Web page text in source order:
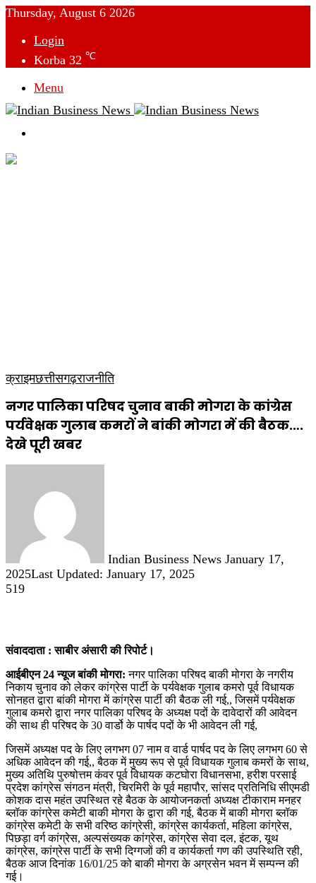
Thursday, August 6 2026
Login
Korba 32 ℃
Menu
क्राइमछत्तीसगढ़राजनीति
नगर पालिका परिषद चुनाव बाकी मोगरा के कांग्रेस
पर्यवेक्षक गुलाब कमरों ने बांकी मोगरा में की बैठक….
देखे पूरी खबर
Indian Business News January 17,
2025Last Updated: January 17, 2025
519
संवाददाता : साबीर अंसारी की रिपोर्ट।
आईबीएन 24 न्यूज बांकी मोगरा: नगर पालिका परिषद बाकी मोगरा के नगरीय
निकाय चुनाव को लेकर कांग्रेस पार्टी के पर्यवेक्षक गुलाब कमरो पूर्व विधायक
सोनहत द्वारा बांकी मोगरा में कांग्रेस पार्टी की बैठक ली गई,, जिसमें पर्यवेक्षक
गुलाब कमरो द्वारा नगर पालिका परिषद के अध्यक्ष पदों के दावेदारों की आवेदन
की साथ ही परिषद के 30 वार्डो के पार्षद पदों के भी आवेदन ली गई,
जिसमें अध्यक्ष पद के लिए लगभग 07 नाम व वार्ड पार्षद पद के लिए लगभग 60 से
अधिक आवेदन की गई,, बैठक में मुख्य रूप से पूर्व विधायक गुलाब कमरों के साथ,
मुख्य अतिथि पुरुषोत्तम कंवर पूर्व विधायक कटघोरा विधानसभा, हरीश परसाई
प्रदेश कांग्रेस संगठन मंत्री, चिरमिरी के पूर्व महापौर, सांसद प्रतिनिधि सीएमडी
कोशक दास महंत उपस्थित रहे बैठक के आयोजनकर्ता अध्यक्ष टीकाराम मनहर
ब्लॉक कांग्रेस कमेटी बाकी मोगरा के द्वारा की गई, बैठक में बाकी मोगरा ब्लॉक
कांग्रेस कमेटी के सभी वरिष्ठ कांग्रेसी, कांग्रेस कार्यकर्ता, महिला कांग्रेस,
पिछड़ा वर्ग कांग्रेस, अल्पसंख्यक कांग्रेस, कांग्रेस सेवा दल, इंटक, यूथ
कांग्रेस, कांग्रेस पार्टी के सभी दिग्गजों की व कार्यकर्ता गण की उपस्थिति रही,
बैठक आज दिनांक 16/01/25 को बाकी मोगरा के अग्रसेन भवन में सम्पन्न की
गई।